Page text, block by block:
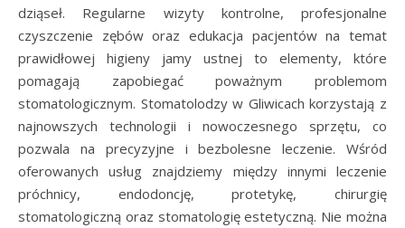
dziąseł. Regularne wizyty kontrolne, profesjonalne
czyszczenie zębów oraz edukacja pacjentów na temat
prawidłowej higieny jamy ustnej to elementy, które
pomagają zapobiegać poważnym problemom
stomatologicznym. Stomatolodzy w Gliwicach korzystają z
najnowszych technologii i nowoczesnego sprzętu, co
pozwala na precyzyjne i bezbolesne leczenie. Wśród
oferowanych usług znajdziemy między innymi leczenie
próchnicy, endodoncję, protetykę, chirurgię
stomatologiczną oraz stomatologię estetyczną. Nie można